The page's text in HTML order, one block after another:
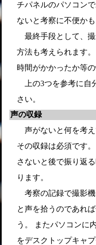
チパネルのパソコン
ないと考察に不便かも
最終手段として、撮
方法も考えられます
時間がかかったか等
上の3つを参考に自
さい。
声の収録
声がないと何を考え
その収録は必須です
さないと後で振り返
ります。
考察の記録で撮影機
と声を拾うのであれ
う。 またパソコンに
をデスクトップキャ